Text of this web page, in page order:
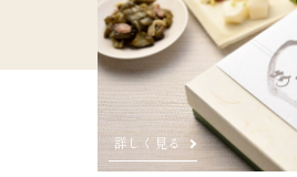
詳しく見る